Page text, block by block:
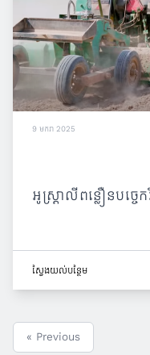
9 មករា 2025
អូស្ត្រាលីពន្លឿនបច្ចេ
ស្វែង​យល់​បន្ថែម
« Previous